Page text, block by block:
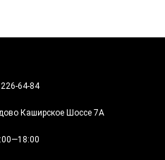
64-84
Каширское Шоссе 7А